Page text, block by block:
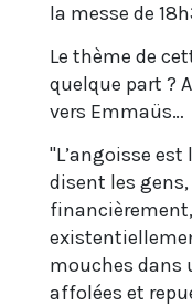
la messe de
Le thème de
quelque part ?
vers Emmaüs…
"L’angoisse
disent les gens,
mouches dans
affolées et